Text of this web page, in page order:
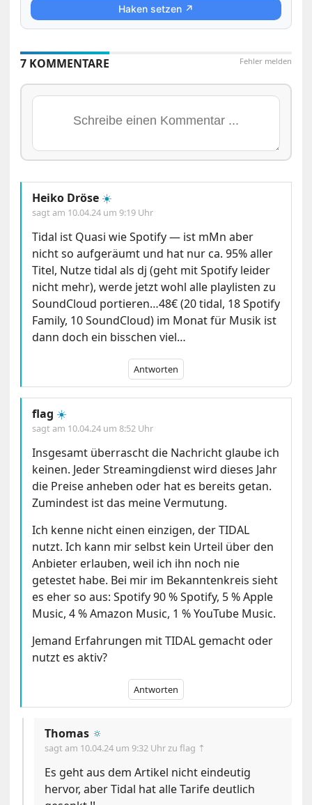
Haken setzen ↗
Fehler melden
7 KOMMENTARE
Heiko Dröse ☀️
sagt am 10.04.24 um 9:19 Uhr
Tidal ist Quasi wie Spotify — ist mMn aber
nicht so aufgeräumt und hat nur ca. 95% aller
Titel, Nutze tidal als dj (geht mit Spotify leider
nicht mehr), werde jetzt wohl alle playlisten zu
SoundCloud portieren…48€ (20 tidal, 18 Spotify
Family, 10 SoundCloud) im Monat für Musik ist
dann doch ein bisschen viel…
Antworten
flag ☀️
sagt am 10.04.24 um 8:52 Uhr
Insgesamt überrascht die Nachricht glaube ich
keinen. Jeder Streamingdienst wird dieses Jahr
die Preise anheben oder hat es bereits getan.
Zumindest ist das meine Vermutung.
Ich kenne nicht einen einzigen, der TIDAL
nutzt. Ich kann mir selbst kein Urteil über den
Anbieter erlauben, weil ich ihn noch nie
getestet habe. Bei mir im Bekanntenkreis sieht
es eher so aus: Spotify 90 % Spotify, 5 % Apple
Music, 4 % Amazon Music, 1 % YouTube Music.
Jemand Erfahrungen mit TIDAL gemacht oder
nutzt es aktiv?
Antworten
Thomas 🔅
sagt am 10.04.24 um 9:32 Uhrzu flag ⇡
Es geht aus dem Artikel nicht eindeutig
hervor, aber Tidal hat alle Tarife deutlich